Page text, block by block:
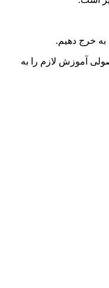
به خرج دهیم.
آموزش لازم را به